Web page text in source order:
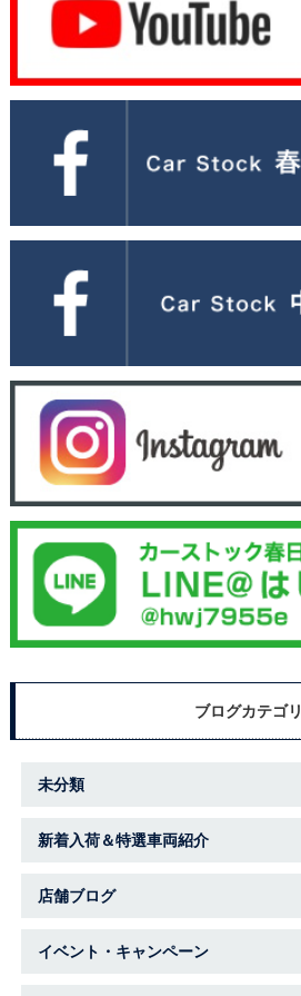
ブログカテゴリ
未分類
新着入荷＆特選車両紹介
店舗ブログ
イベント・キャンペーン